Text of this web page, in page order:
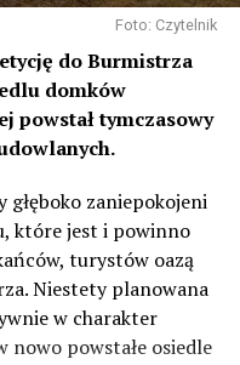
Foto: Czytelnik
do Burmistrza
domków
powstał tymczasowy
głęboko zaniepokojeni
które jest i powinno
turystów oazą
Niestety planowana
w charakter
nowo powstałe osiedle